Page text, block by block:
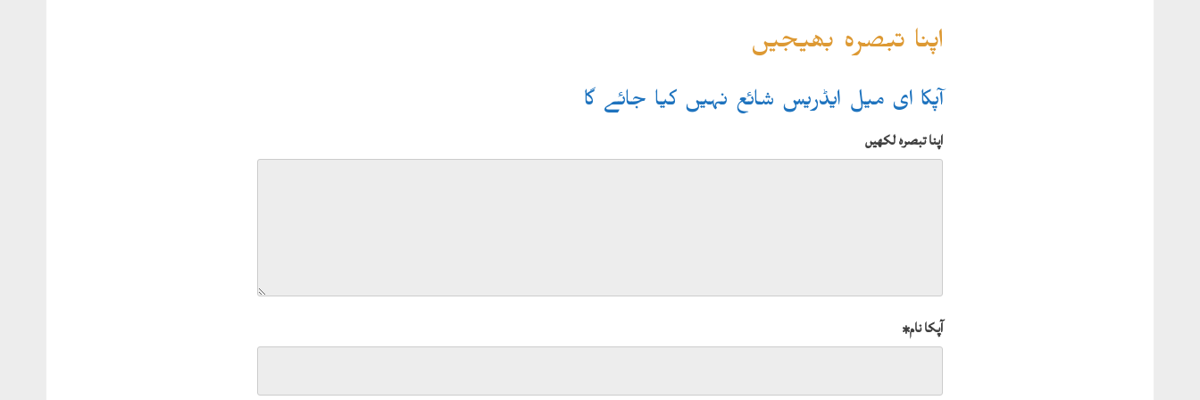
اپنا تبصرہ بھیجیں
آپکا ای میل ایڈریس شائع نہیں کیا جائے گا
اپنا تبصرہ لکھیں
آپکا نام*